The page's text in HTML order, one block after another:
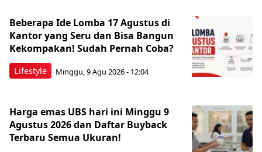
Lifestyle
Beberapa Ide Lomba 17 Agustus di
Kantor yang Seru dan Bisa Bangun
Kekompakan! Sudah Pernah Coba?
Minggu, 9 Agu 2026 - 12:04
Harga emas UBS hari ini Minggu 9
Agustus 2026 dan Daftar Buyback
Terbaru Semua Ukuran!